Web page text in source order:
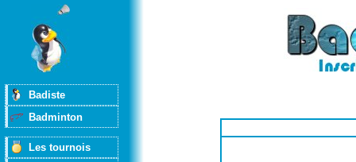
Badiste
Badminton
Les tournois